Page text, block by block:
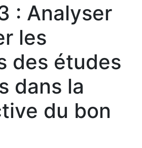
: Analyser
les
des études
dans la
du bon